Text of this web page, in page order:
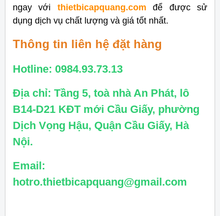
ngay với thietbicapquang.com để được sử
dụng dịch vụ chất lượng và giá tốt nhất.
Thông tin liên hệ đặt hàng
Hotline: 0984.93.73.13
Địa chỉ: Tầng 5, toà nhà An Phát, lô
B14-D21 KĐT mới Cầu Giấy, phường
Dịch Vọng Hậu, Quận Cầu Giấy, Hà
Nội.
Email:
hotro.thietbicapquang@gmail.com